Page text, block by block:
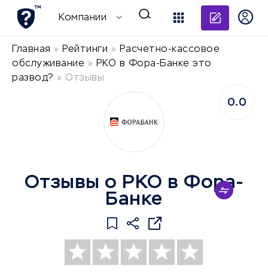
Компании
Главная » Рейтинги » Расчетно-кассовое
обслуживание » РКО в Фора-Банке это
развод? » Отзывы
Отзывы о РКО в Фора-
Банке
0.0